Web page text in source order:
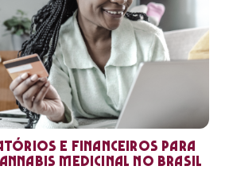
e financeiros para
medicinal no Brasil